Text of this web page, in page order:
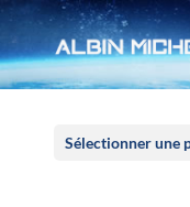
Sélectionner une
Panneau de gestion des